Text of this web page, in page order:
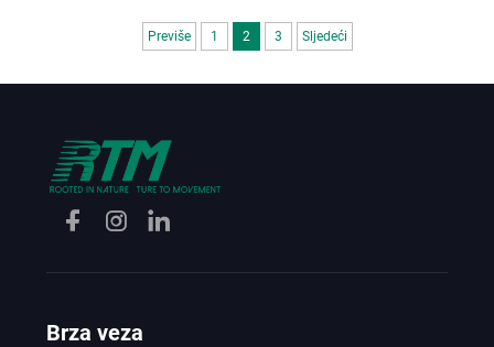
Vests T-shirt&Underwear
tkanina Za majice
Previše 1 2 3 Sljedeći
Brza veza